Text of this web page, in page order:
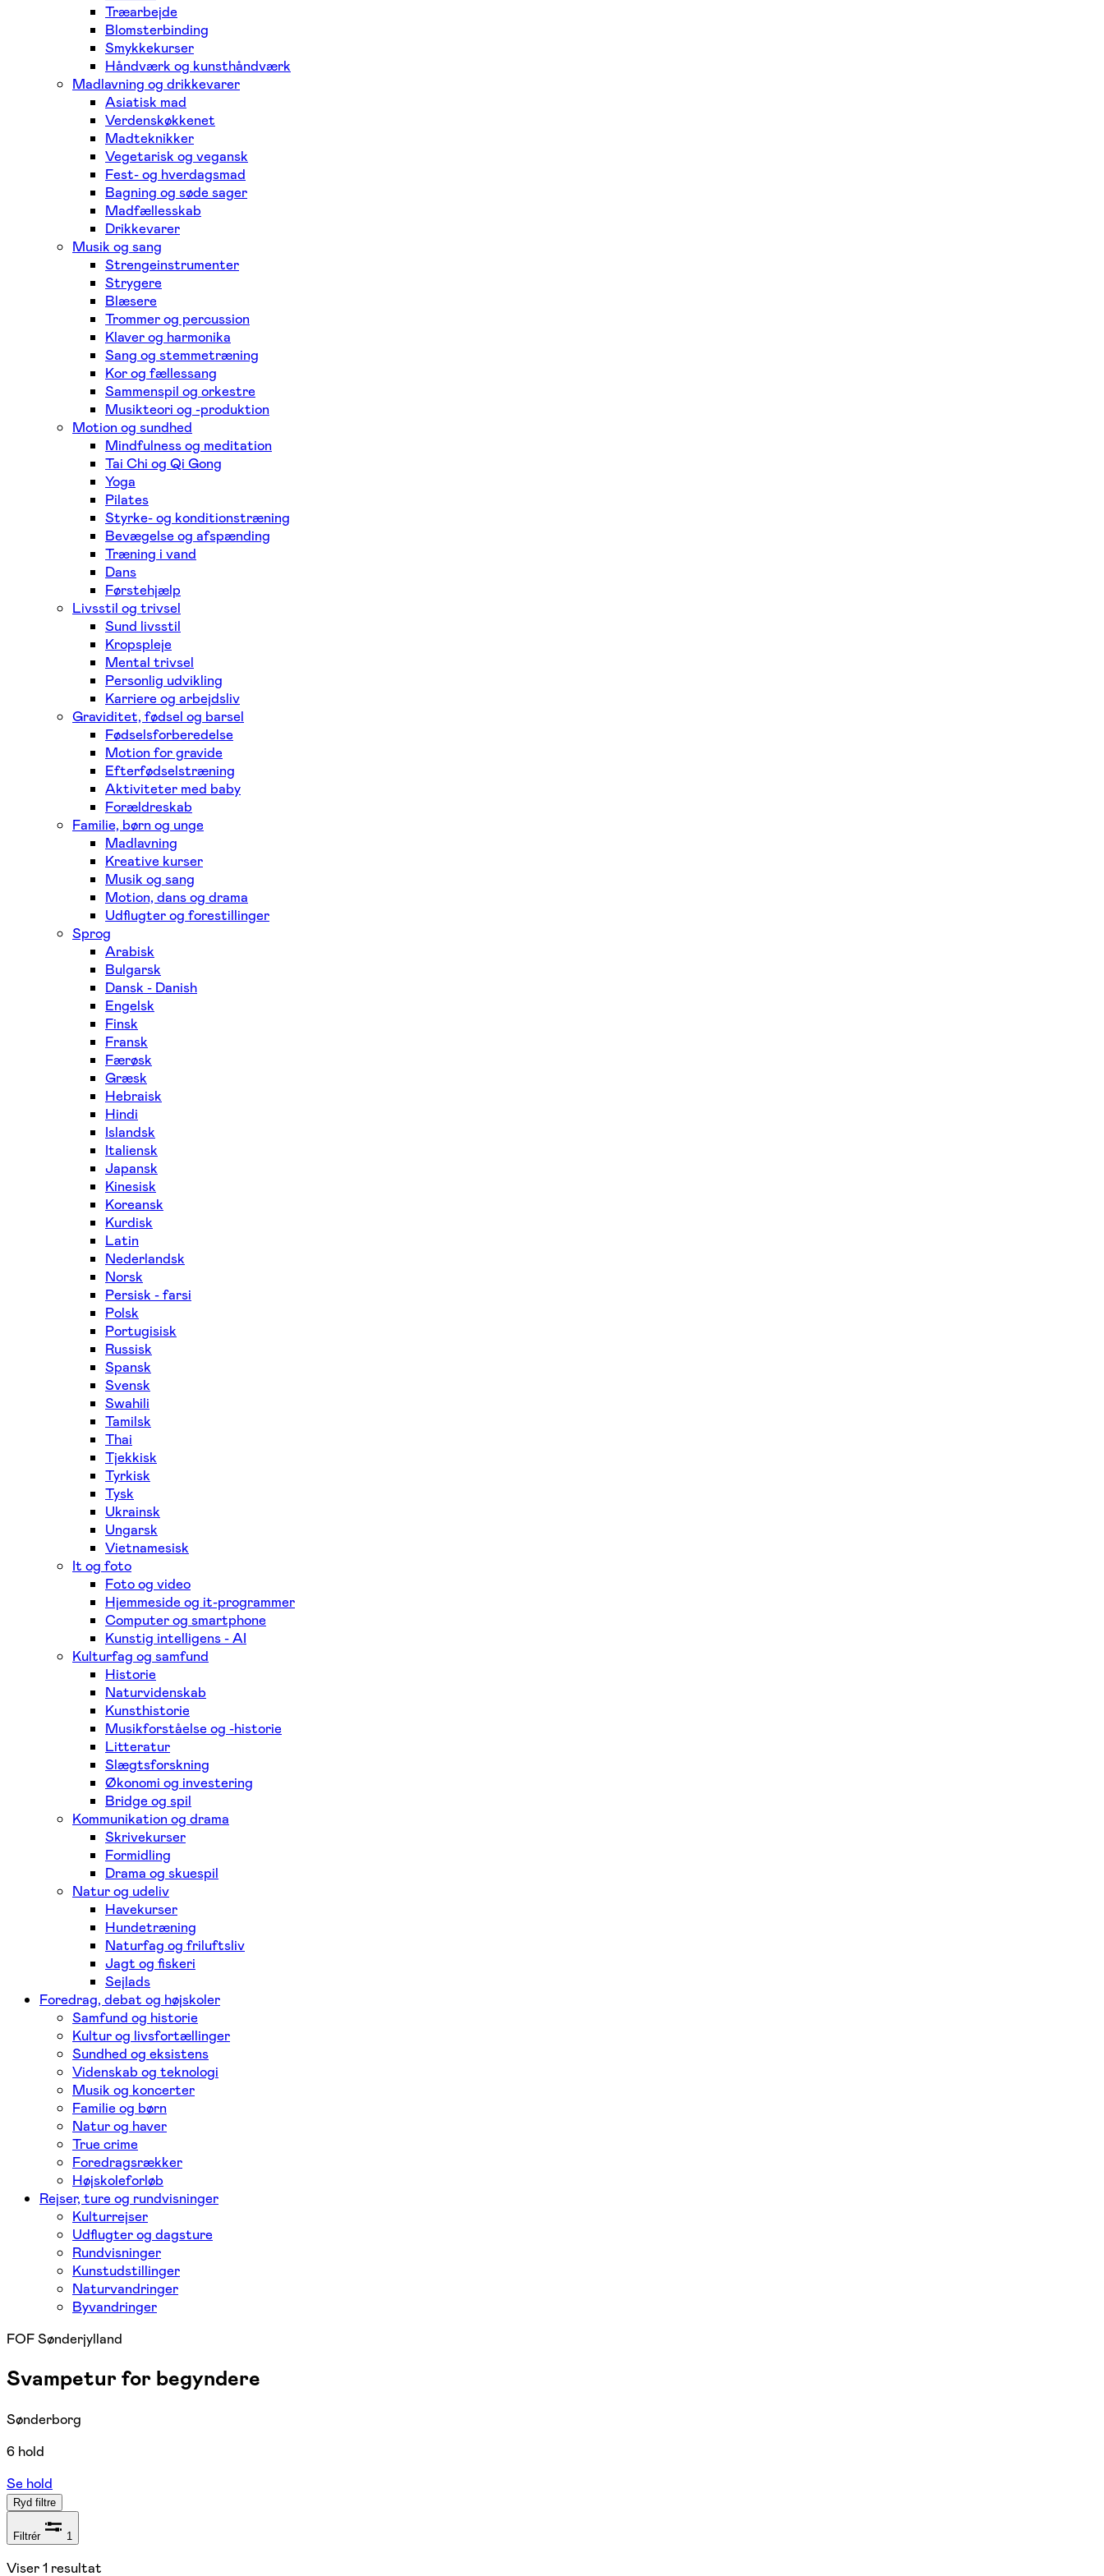
Træarbejde
Blomsterbinding
Smykkekurser
Håndværk og kunsthåndværk
Madlavning og drikkevarer
Asiatisk mad
Verdenskøkkenet
Madteknikker
Vegetarisk og vegansk
Fest- og hverdagsmad
Bagning og søde sager
Madfællesskab
Drikkevarer
Musik og sang
Strengeinstrumenter
Strygere
Blæsere
Trommer og percussion
Klaver og harmonika
Sang og stemmetræning
Kor og fællessang
Sammenspil og orkestre
Musikteori og -produktion
Motion og sundhed
Mindfulness og meditation
Tai Chi og Qi Gong
Yoga
Pilates
Styrke- og konditionstræning
Bevægelse og afspænding
Træning i vand
Dans
Førstehjælp
Livsstil og trivsel
Sund livsstil
Kropspleje
Mental trivsel
Personlig udvikling
Karriere og arbejdsliv
Graviditet, fødsel og barsel
Fødselsforberedelse
Motion for gravide
Efterfødselstræning
Aktiviteter med baby
Forældreskab
Familie, børn og unge
Madlavning
Kreative kurser
Musik og sang
Motion, dans og drama
Udflugter og forestillinger
Sprog
Arabisk
Bulgarsk
Dansk - Danish
Engelsk
Finsk
Fransk
Færøsk
Græsk
Hebraisk
Hindi
Islandsk
Italiensk
Japansk
Kinesisk
Koreansk
Kurdisk
Latin
Nederlandsk
Norsk
Persisk - farsi
Polsk
Portugisisk
Russisk
Spansk
Svensk
Swahili
Tamilsk
Thai
Tjekkisk
Tyrkisk
Tysk
Ukrainsk
Ungarsk
Vietnamesisk
It og foto
Foto og video
Hjemmeside og it-programmer
Computer og smartphone
Kunstig intelligens - AI
Kulturfag og samfund
Historie
Naturvidenskab
Kunsthistorie
Musikforståelse og -historie
Litteratur
Slægtsforskning
Økonomi og investering
Bridge og spil
Kommunikation og drama
Skrivekurser
Formidling
Drama og skuespil
Natur og udeliv
Havekurser
Hundetræning
Naturfag og friluftsliv
Jagt og fiskeri
Sejlads
Foredrag, debat og højskoler
Samfund og historie
Kultur og livsfortællinger
Sundhed og eksistens
Videnskab og teknologi
Musik og koncerter
Familie og børn
Natur og haver
True crime
Foredragsrækker
Højskoleforløb
Rejser, ture og rundvisninger
Kulturrejser
Udflugter og dagsture
Rundvisninger
Kunstudstillinger
Naturvandringer
Byvandringer
FOF Sønderjylland
Svampetur for begyndere
Sønderborg
6 hold
Se hold
Ryd filtre
Filtrér 1
Viser1 resultat